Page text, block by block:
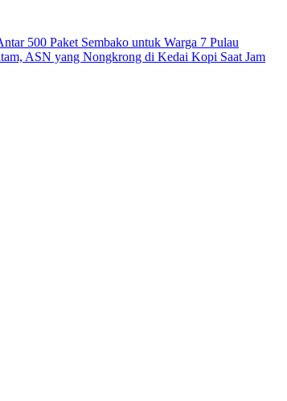
500 Paket Sembako untuk Warga 7 Pulau
ASN yang Nongkrong di Kedai Kopi Saat Jam